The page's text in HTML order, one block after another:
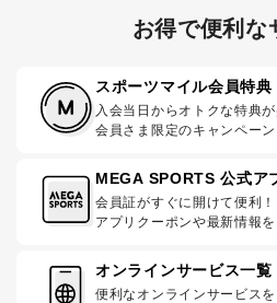
お得で便利な
スポーツマイル会員特典
入会当日からオトクな特典
会員さま限定のキャンペーン
MEGA SPORTS 公式ア
会員証がすぐに開けて便利！
アプリクーポンや最新情報を
オンラインサービス一覧
便利なオンラインサービス